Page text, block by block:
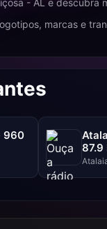
- AL e descubra
marcas e
960
87.9